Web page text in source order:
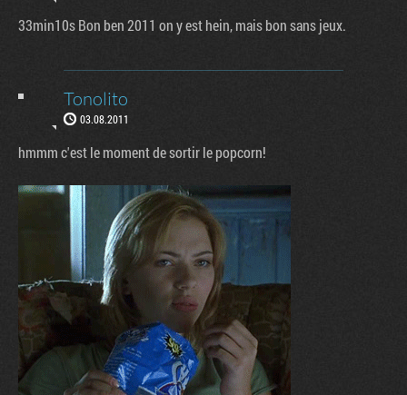
33min10s Bon ben 2011 on y est hein, mais bon sans jeux.
Tonolito
03.08.2011
hmmm c'est le moment de sortir le popcorn!